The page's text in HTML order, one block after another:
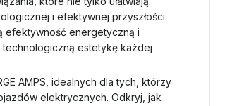
i efektywnej przyszłości.
efektywność energetyczną i
technologiczną estetykę każdej
AMPS, idealnych dla tych, którzy
elektrycznych. Odkryj, jak